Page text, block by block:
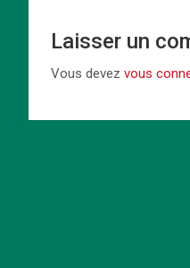
Laisser un
Vous devez vous